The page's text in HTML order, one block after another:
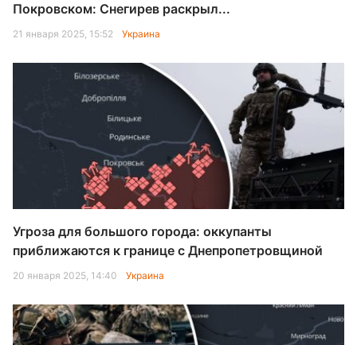
Покровском: Снегирев раскрыл...
21 января 2025, 15:52 Украина
Угроза для большого города: оккупанты
приближаются к границе с Днепропетровщиной
20 января 2025, 14:40 Украина